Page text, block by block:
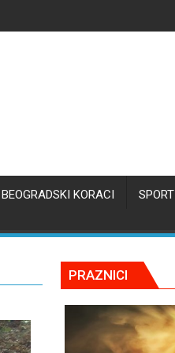
veštačku inteligenciju
BEOGRADSKI KORACI SPORT
PRAZNICI